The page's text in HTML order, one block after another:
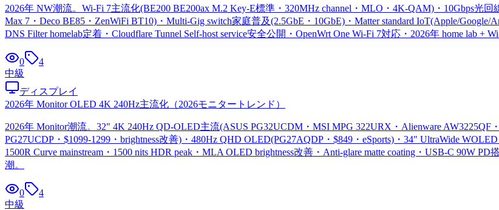
2026年 NW潮流。Wi-Fi 7主流化(BE200 BE200ax M.2 Key-E標準・320MHz channel・MLO・4K-QAM)・10Gbps光
Max 7・Deco BE85・ZenWiFi BT10)・Multi-Gig switch家庭普及(2.5GbE・10GbE)・Matter standard IoT(Apple/Google/
DNS Filter homelab定着・Cloudflare Tunnel Self-host service安全公開・OpenWrt One Wi-Fi 7対応・2026年 home lab +
0
4
中級
ディスプレイ
2026年 Monitor OLED 4K 240Hz主流化 （2026モニタートレンド ）
2026年 Monitor潮流。32" 4K 240Hz QD-OLED主流(ASUS PG32UCDM・MSI MPG 322URX・Alienware AW3225QF
PG27UCDP・$1099-1299・brightness改善)・480Hz QHD OLED(PG27AQDP・$849・eSports)・34" UltraWide
1500R Curve mainstream・1500 nits HDR peak・MLA OLED brightness改善・Anti-glare matte coating・USB-C 90W
潮。
0
4
中級